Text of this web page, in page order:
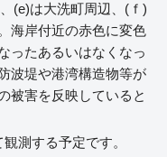
(e)は大洗町周辺、(ｆ)
海岸付近の赤色に変色
ったあるいはなくなっ
波堤や港湾構造物等が
被害を反映していると
測する予定です。